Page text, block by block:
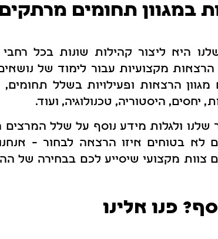
במגוון תחומים מרתקים
היא ליצור קהילות שונות בכל
הרצאות מקצועיות עבור לימוד של
הרצאות ופעילויות בשלל
יחסים, היסטוריה, טכנולוגיה, ועוד.
ולגלות מידע נוסף על שלל המרצים
בטוחים איזו הרצאה לבחור –
צוות מקצועי שיסייע לכם בבחירה של
פנו אלינו